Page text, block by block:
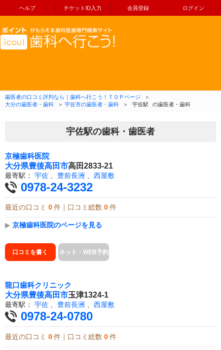
ヘルプ チケットID入力 会員登録 ログイン
コンテンツへ移動
歯医者の口コミ評判なら｜歯科へ行こう！ＴＯＰページ
＞
大分の歯医者・歯科
＞ 宇佐市の歯医者・歯科 ＞ 宇佐駅 の歯医者・歯科
宇佐駅の歯科・歯医者
京極歯科医院
大分県豊後高田市高田2833-21
最寄駅： 宇佐 豊前長洲 西屋敷
0978-24-3232
最近の口コミ 0 件｜口コミ総数 0 件
▶ 京極歯科医院のページを見る
口コミを書く ネット・WEB予約
龍口歯科クリニック
大分県豊後高田市玉津1324-1
最寄駅： 宇佐 、 豊前長洲 、 西屋敷
0978-24-0780
最近の口コミ 0 件｜口コミ総数 0 件